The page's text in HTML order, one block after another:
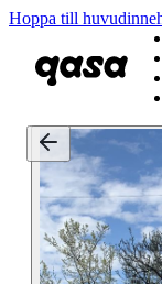
Hoppa till